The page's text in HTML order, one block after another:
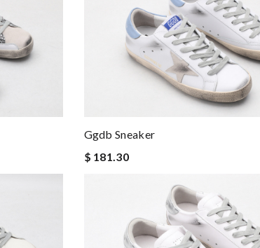
Ggdb Sneaker
$ 181.30